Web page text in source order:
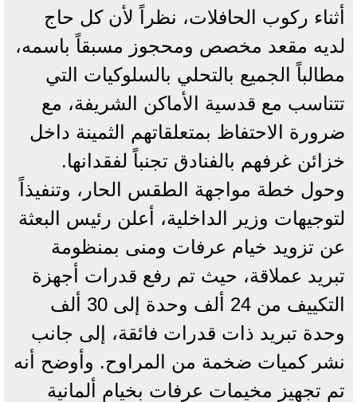
أثناء ركوب الحافلات، نظراً لأن كل حاج
لديه مقعد مخصص ومحجوز مسبقاً باسمه،
مطالباً الجميع بالتحلي بالسلوكيات التي
تتناسب مع قدسية الأماكن الشريفة، مع
ضرورة الاحتفاظ بمتعلقاتهم الثمينة داخل
خزائن غرفهم بالفنادق تجنباً لفقدانها.
وحول خطة مواجهة الطقس الحار، وتنفيذاً
لتوجيهات وزير الداخلية، أعلن رئيس البعثة
عن تزويد خيام عرفات ومنى بمنظومة
تبريد عملاقة، حيث تم رفع قدرات أجهزة
التكييف من 24 ألف وحدة إلى 30 ألف
وحدة تبريد ذات قدرات فائقة، إلى جانب
نشر كميات ضخمة من المراوح. وأوضح أنه
تم تجهيز مخيمات عرفات بخيام ألمانية